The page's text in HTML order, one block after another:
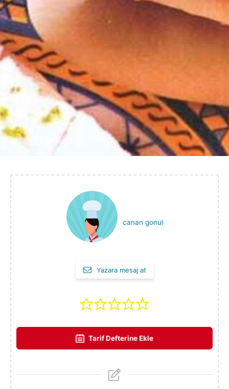
canan gonul
Yazara mesaj at
Tarif Defterine Ekle